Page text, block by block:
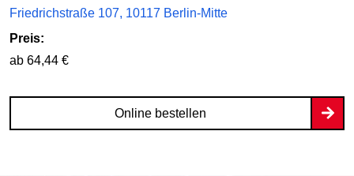
Friedrichstraße 107, 10117 Berlin-Mitte
Preis:
ab 64,44 €
Online bestellen